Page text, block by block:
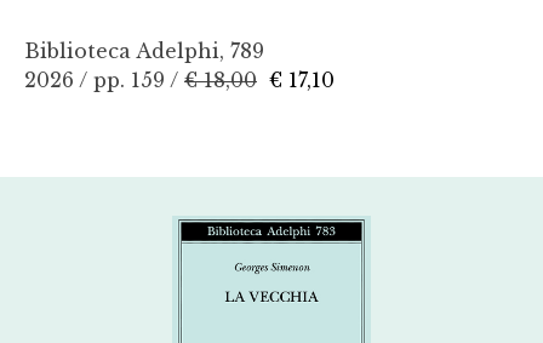
Biblioteca Adelphi, 789
2026 / pp. 159 / € 18,00 € 17,10